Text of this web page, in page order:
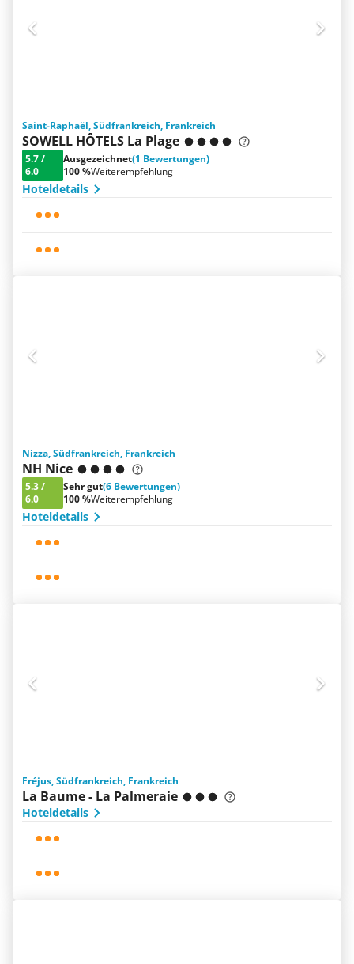
Saint-Raphaël, Südfrankreich, Frankreich
SOWELL HÔTELS La Plage
5.7/
6.0
Ausgezeichnet(1 Bewertungen)
100 %Weiterempfehlung
Hoteldetails
Nizza, Südfrankreich, Frankreich
NH Nice
5.3/
6.0
Sehr gut(6 Bewertungen)
100 %Weiterempfehlung
Hoteldetails
Fréjus, Südfrankreich, Frankreich
La Baume - La Palmeraie
Hoteldetails